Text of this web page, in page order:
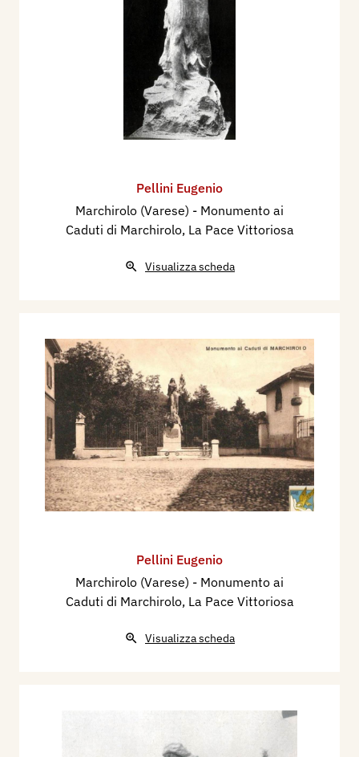
Pellini Eugenio
Marchirolo (Varese) - Monumento ai
Caduti di Marchirolo, La Pace Vittoriosa
Visualizza scheda
Pellini Eugenio
Marchirolo (Varese) - Monumento ai
Caduti di Marchirolo, La Pace Vittoriosa
Visualizza scheda